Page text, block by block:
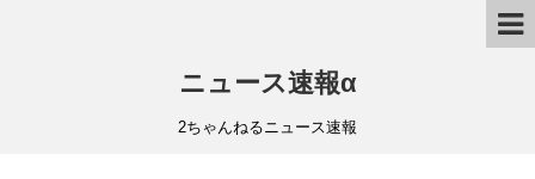
ニュース速報α
2ちゃんねるニュース速報